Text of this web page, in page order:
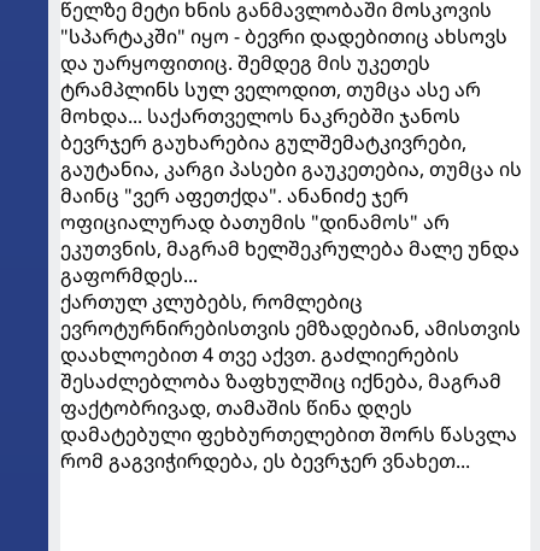
წელზე მეტი ხნის განმავლობაში მოსკოვის
"სპარტაკში" იყო - ბევრი დადებითიც ახსოვს
და უარყოფითიც. შემდეგ მის უკეთეს
ტრამპლინს სულ ველოდით, თუმცა ასე არ
მოხდა... საქართველოს ნაკრებში ჯანოს
ბევრჯერ გაუხარებია გულშემატკივრები,
გაუტანია, კარგი პასები გაუკეთებია, თუმცა ის
მაინც "ვერ აფეთქდა". ანანიძე ჯერ
ოფიციალურად ბათუმის "დინამოს" არ
ეკუთვნის, მაგრამ ხელშეკრულება მალე უნდა
გაფორმდეს...
ქართულ კლუბებს, რომლებიც
ევროტურნირებისთვის ემზადებიან, ამისთვის
დაახლოებით 4 თვე აქვთ. გაძლიერების
შესაძლებლობა ზაფხულშიც იქნება, მაგრამ
ფაქტობრივად, თამაშის წინა დღეს
დამატებული ფეხბურთელებით შორს წასვლა
რომ გაგვიჭირდება, ეს ბევრჯერ ვნახეთ...